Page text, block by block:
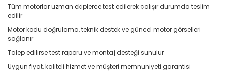
Tüm motorlar uzman ekiplerce test edilerek çalışır durumda teslim
edilir
Motor kodu doğrulama, teknik destek ve güncel motor görselleri
sağlanır
Talep edilirse test raporu ve montaj desteği sunulur
Uygun fiyat, kaliteli hizmet ve müşteri memnuniyeti garantisi